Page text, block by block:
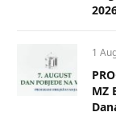
1
MZ